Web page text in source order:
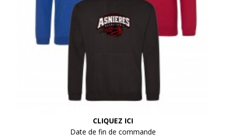
CLIQUEZ ICI
Date de fin de commande